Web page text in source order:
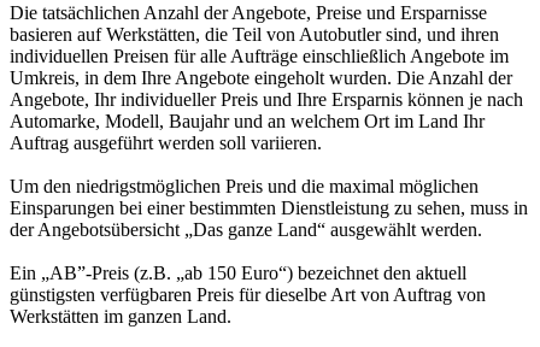
Die tatsächlichen Anzahl der Angebote, Preise und Ersparnisse
basieren auf Werkstätten, die Teil von Autobutler sind, und ihren
individuellen Preisen für alle Aufträge einschließlich Angebote im
Umkreis, in dem Ihre Angebote eingeholt wurden. Die Anzahl der
Angebote, Ihr individueller Preis und Ihre Ersparnis können je nach
Automarke, Modell, Baujahr und an welchem Ort im Land Ihr
Auftrag ausgeführt werden soll variieren.
Um den niedrigstmöglichen Preis und die maximal möglichen
Einsparungen bei einer bestimmten Dienstleistung zu sehen, muss in
der Angebotsübersicht „Das ganze Land“ ausgewählt werden.
Ein „AB”-Preis (z.B. „ab 150 Euro“) bezeichnet den aktuell
günstigsten verfügbaren Preis für dieselbe Art von Auftrag von
Werkstätten im ganzen Land.